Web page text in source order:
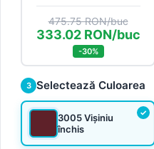
475.75 RON/buc
333.02 RON/buc
-30%
3 Selectează Culoarea
3005 Vișiniu
închis